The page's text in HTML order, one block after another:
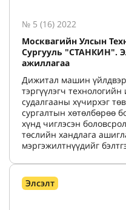
№ 5 (16) 2022
Москвагийн Улсын
Сургууль "СТАНКИН".
ажиллагаа
Дижитал машин
тэргүүлэгч технологийн
судалгааны хүчирхэг
сургалтын хөтөлбөрөө
хүнд чиглэсэн
төслийн хандлага
мэргэжилтнүүдийг
Элсэлт